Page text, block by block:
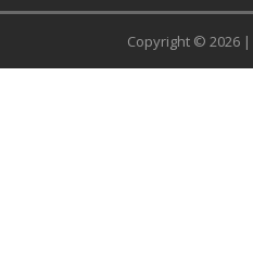
Copyright © 2026 |